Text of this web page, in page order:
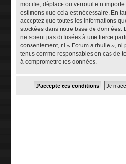
modifie, déplace ou verrouille
estimons que cela est nécessaire. En
acceptez que toutes les informations
stockées dans notre base de données.
ne soient pas diffusées à une tierce
consentement, ni « Forum airhuile », ni
tenus comme responsables en cas de
à compromettre les données.